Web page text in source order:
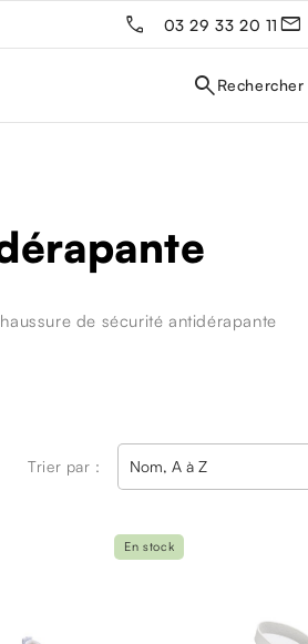
03 29 33 20 11
de sécurité antidérapante
Trier par : Nom, A à Z
En stock